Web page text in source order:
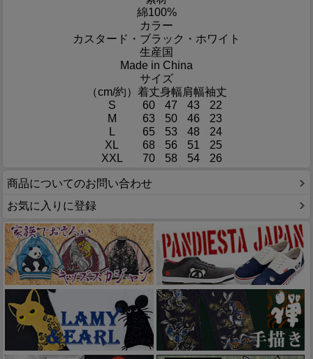
綿100%
カラー
カスタード・ブラック・ホワイト
生産国
Made in China
サイズ
（cm/約） 着丈身幅肩幅袖丈
S
60 47 43
22
M
63 50 46
23
L
65 53 48
24
XL
68 56 51
25
XXL
70 58 54 26
商品についてのお問い合わせ
お気に入りに登録